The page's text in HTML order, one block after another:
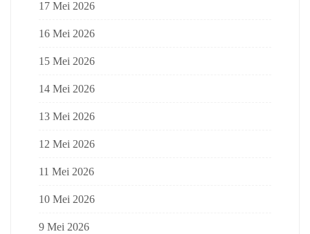
17 Mei 2026
16 Mei 2026
15 Mei 2026
14 Mei 2026
13 Mei 2026
12 Mei 2026
11 Mei 2026
10 Mei 2026
9 Mei 2026